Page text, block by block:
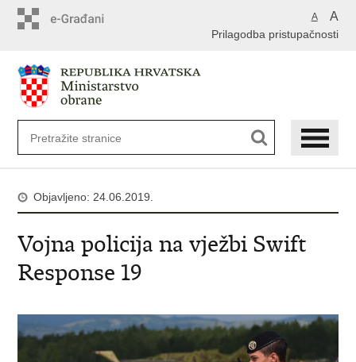
A A
Prilagodba pristupačnosti
Objavljeno: 24.06.2019.
Vojna policija na vježbi Swift
Response 19